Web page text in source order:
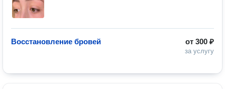
от 300 ₽
за услугу
Восстановление бровей